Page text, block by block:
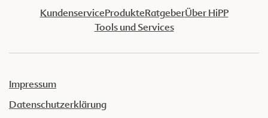
KundenserviceProdukteRatgeberÜber HiPP
Tools und Services
Impressum
Datenschutzerklärung